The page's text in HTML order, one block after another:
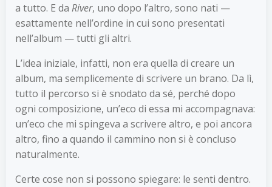
a tutto. E da River, uno dopo l’altro, sono nati —
esattamente nell’ordine in cui sono presentati
nell’album — tutti gli altri.
L’idea iniziale, infatti, non era quella di creare un
album, ma semplicemente di scrivere un brano. Da lì,
tutto il percorso si è snodato da sé, perché dopo
ogni composizione, un’eco di essa mi accompagnava:
un’eco che mi spingeva a scrivere altro, e poi ancora
altro, fino a quando il cammino non si è concluso
naturalmente.
Certe cose non si possono spiegare: le senti dentro.